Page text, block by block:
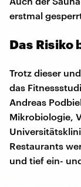
erstmal
Das Risiko
Trotz dieser
das
Andreas
Mikrobiologie,
Restaurants
und tief ein-